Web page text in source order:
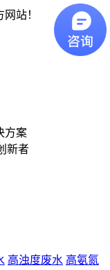
站！
方案
新者
高浊度废水 高氨氮